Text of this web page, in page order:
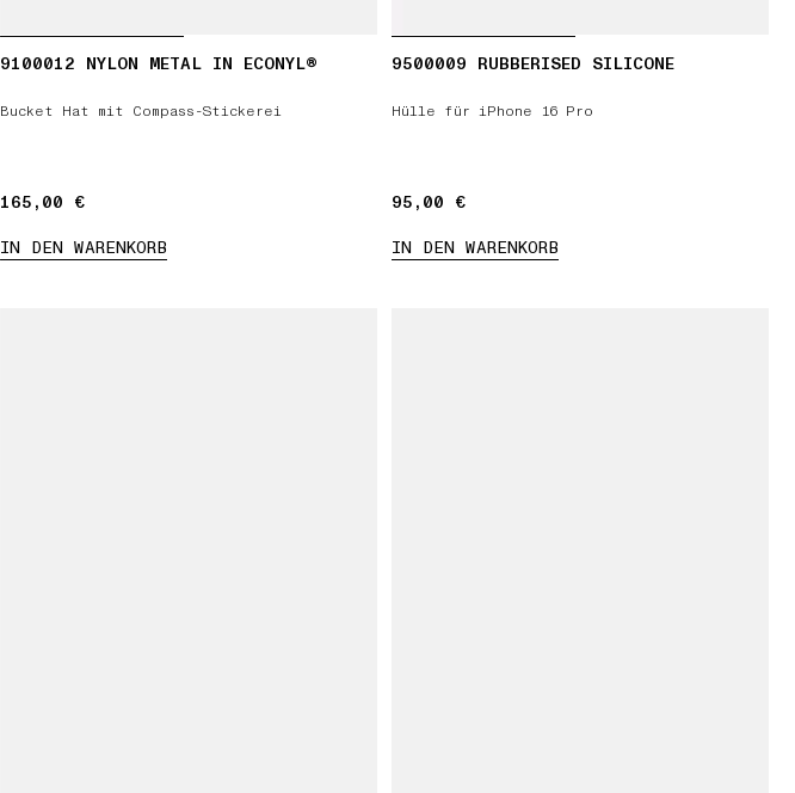
9100012 NYLON METAL IN ECONYL®
Bucket Hat mit Compass-Stickerei
165,00 €
165,00 €
IN DEN WARENKORB
9500009 RUBBERISED SILICONE
Hülle für iPhone 16 Pro
95,00 €
95,00 €
IN DEN WARENKORB